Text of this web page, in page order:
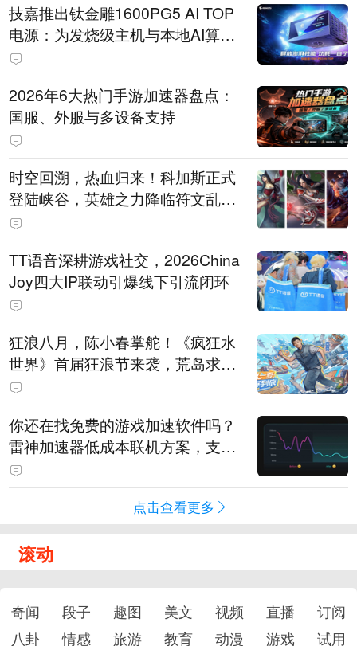
技嘉推出钛金雕1600PG5 AI TOP
电源：为发烧级主机与本地AI算力
打造旗舰供电方案
2026年6大热门手游加速器盘点：
国服、外服与多设备支持
时空回溯，热血归来！科加斯正式
登陆峡谷，英雄之力降临符文乱
斗！
TT语音深耕游戏社交，2026China
Joy四大IP联动引爆线下引流闭环
狂浪八月，陈小春掌舵！《疯狂水
世界》首届狂浪节来袭，荒岛求生
直播即将开启
你还在找免费的游戏加速软件吗？
雷神加速器低成本联机方案，支持
免费试用
点击查看更多
滚动
奇闻 段子 趣图 美文 视频 直播
订阅
八卦
情感 旅游 教育 动漫 游戏 试用